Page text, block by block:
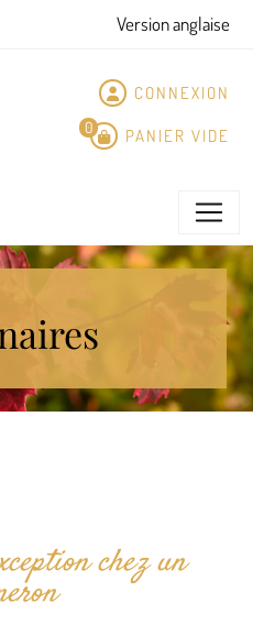
Version anglaise
CONNEXION
0 PANIER VIDE
chez un